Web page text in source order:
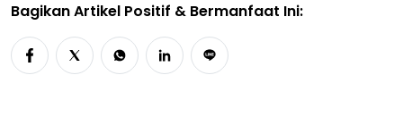
Bagikan Artikel Positif & Bermanfaat Ini: